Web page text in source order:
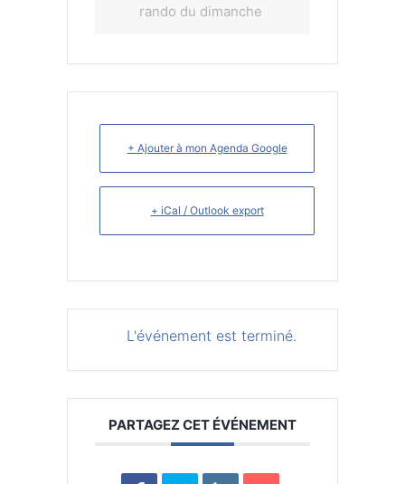
rando du dimanche
+ Ajouter à mon Agenda Google
+ iCal / Outlook export
L'événement est terminé.
PARTAGEZ CET ÉVÉNEMENT